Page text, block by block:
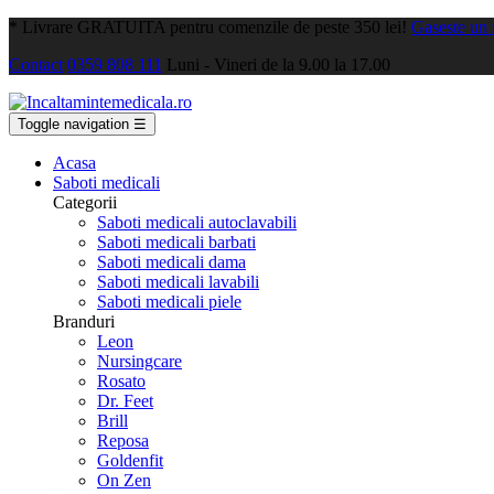
* Livrare GRATUITA pentru comenzile de peste 350 lei! Gaseste un
Contact 0359 808 111 Luni - Vineri de la 9.00 la 17.00
Toggle navigation ☰
Acasa
Saboti medicali
Categorii
Saboti medicali autoclavabili
Saboti medicali barbati
Saboti medicali dama
Saboti medicali lavabili
Saboti medicali piele
Branduri
Leon
Nursingcare
Rosato
Dr. Feet
Brill
Reposa
Goldenfit
On Zen